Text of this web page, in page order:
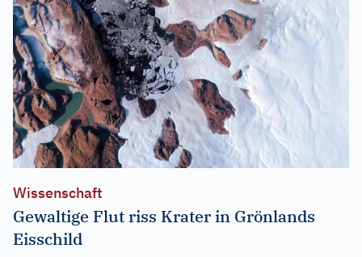
Wissenschaft
Gewaltige Flut riss Krater in Grönlands
Eisschild